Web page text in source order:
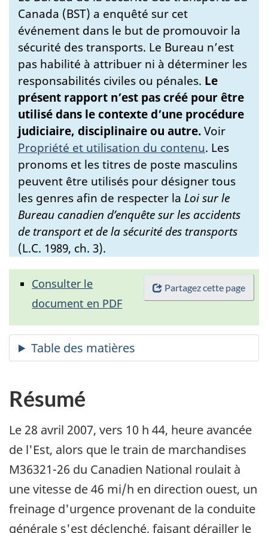
Canada (BST) a enquêté sur cet
événement dans le but de promouvoir la
sécurité des transports. Le Bureau n’est
pas habilité à attribuer ni à déterminer les
responsabilités civiles ou pénales. Le
présent rapport n’est pas créé pour être
utilisé dans le contexte d’une procédure
judiciaire, disciplinaire ou autre.Voir
Propriété et utilisation du contenu. Les
pronoms et les titres de poste masculins
peuvent être utilisés pour désigner tous
les genres afin de respecter la Loi sur le
Bureau canadien d’enquête sur les accidents
de transport et de la sécurité des transports
(L.C. 1989, ch. 3).
Partagez cette page
Consulter le
document en PDF
Résumé
Le 28 avril 2007, vers 10 h 44, heure avancée
de l'Est, alors que le train de marchandises
M36321-26 du Canadien National roulait à
une vitesse de 46 mi/h en direction ouest, un
freinage d'urgence provenant de la conduite
générale s'est déclenché, faisant dérailler le